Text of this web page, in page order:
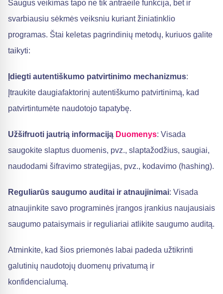
Saugus veikimas tapo ne tik antraeile funkcija, bet ir
svarbiausiu sėkmės veiksniu kuriant žiniatinklio
programas. Štai keletas pagrindinių metodų, kuriuos galite
taikyti:
Įdiegti autentiškumo patvirtinimo mechanizmus:
Įtraukite daugiafaktorinį autentiškumo patvirtinimą, kad
patvirtintumėte naudotojo tapatybę.
Užšifruoti jautrią informaciją Duomenys: Visada
saugokite slaptus duomenis, pvz., slaptažodžius, saugiai,
naudodami šifravimo strategijas, pvz., kodavimo (hashing).
Reguliarūs saugumo auditai ir atnaujinimai: Visada
atnaujinkite savo programinės įrangos įrankius naujausiais
saugumo pataisymais ir reguliariai atlikite saugumo auditą.
Atminkite, kad šios priemonės labai padeda užtikrinti
galutinių naudotojų duomenų privatumą ir
konfidencialumą.